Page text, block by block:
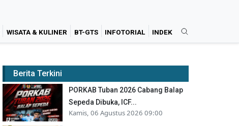
WISATA & KULINER BT-GTS INFOTORIAL INDEK
Berita Terkini
PORKAB Tuban 2026 Cabang Balap
Sepeda Dibuka, ICF...
Kamis, 06 Agustus 2026 09:00